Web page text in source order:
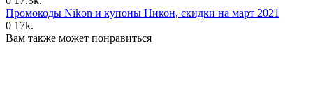
Промокоды Nikon и купоны Никон, скидки на март 2021
0 17k.
Вам также может понравиться